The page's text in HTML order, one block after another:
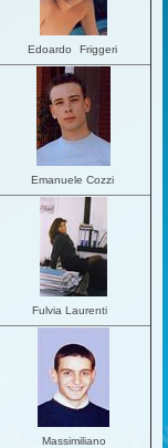
Edoardo Friggeri
Emanuele Cozzi
Fulvia Laurenti
Massimiliano